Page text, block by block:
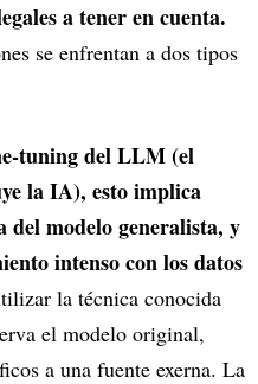
a tener en cuenta.
se enfrentan a dos tipos
tuning del LLM (el
la IA), esto implica
del modelo generalista, y
intenso con los datos
la técnica conocida
el modelo original,
a una fuente exerna. La